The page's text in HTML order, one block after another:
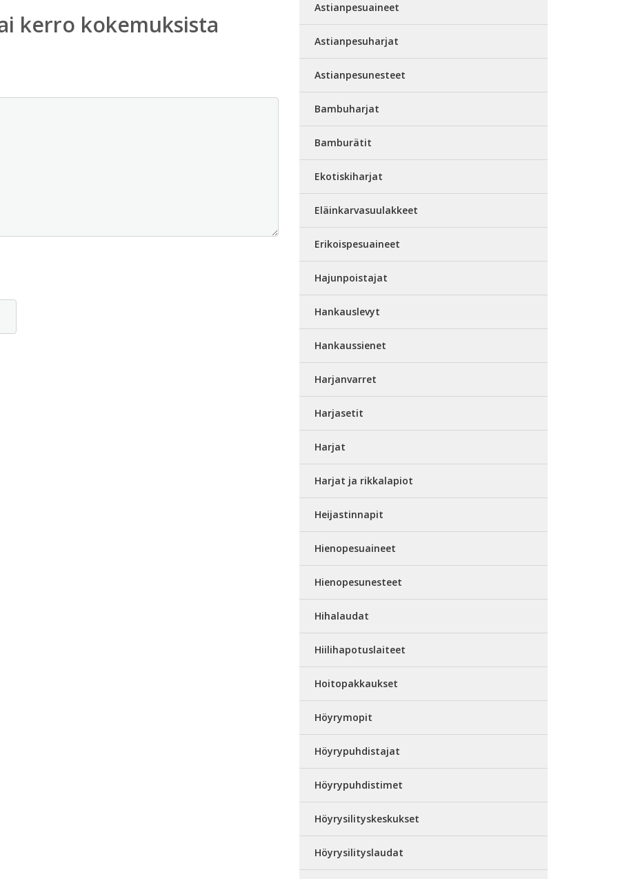
kerro kokemuksista
Astianpesuaineet
Astianpesuharjat
Astianpesunesteet
Bambuharjat
Bamburätit
Ekotiskiharjat
Eläinkarvasuulakkeet
Erikoispesuaineet
Hajunpoistajat
Hankauslevyt
Hankaussienet
Harjanvarret
Harjasetit
Harjat
Harjat ja rikkalapiot
Heijastinnapit
Hienopesuaineet
Hienopesunesteet
Hihalaudat
Hiilihapotuslaiteet
Hoitopakkaukset
Höyrymopit
Höyrypuhdistajat
Höyrypuhdistimet
Höyrysilityskeskukset
Höyrysilityslaudat